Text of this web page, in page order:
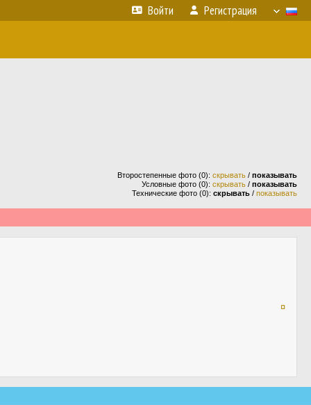
Войти Регистрация
Второстепенные фото (0): скрывать / показывать
Условные фото (0): скрывать / показывать
Технические фото (0): скрывать / показывать
¤